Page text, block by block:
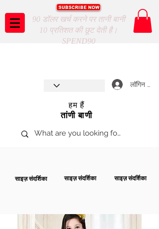
90 डॉलर खर्च करने पर तानी बानी
10 प्रतिशत की छूट देती है।
SPEND90
लॉगिन करें
हम हैं
तांणी बाणी
साइज़ संदर्शिका साइज़ संदर्शिका साइज़ संदर्शिका